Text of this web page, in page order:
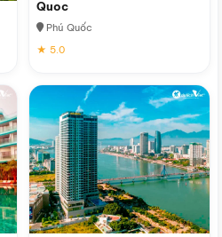
Quoc
Phú Quốc
★ 5.0